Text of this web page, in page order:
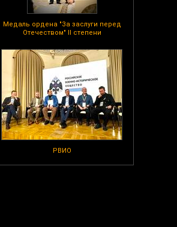
Медаль ордена "За заслуги перед
Отечеством" II степени
РВИО